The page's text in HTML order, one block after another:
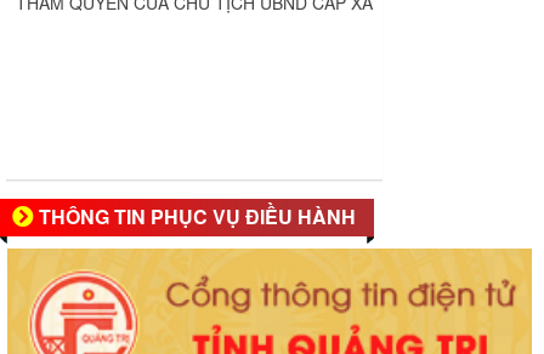
THÔNG TIN PHỤC VỤ ĐIỀU HÀNH